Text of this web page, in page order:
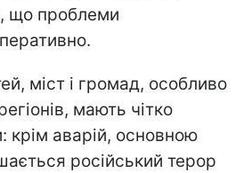
що проблеми
міст і громад, особливо
мають чітко
крім аварій, основною
російський терор